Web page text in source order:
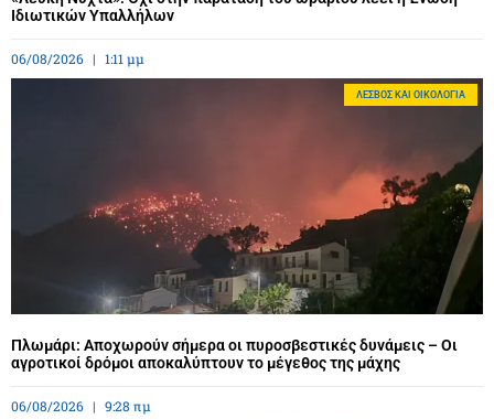
Ιδιωτικών Υπαλλήλων
06/08/2026 1:11 μμ
ΛΈΣΒΟΣ ΚΑΙ ΟΙΚΟΛΟΓΊΑ
Πλωμάρι: Αποχωρούν σήμερα οι πυροσβεστικές δυνάμεις – Οι
αγροτικοί δρόμοι αποκαλύπτουν το μέγεθος της μάχης
06/08/2026 9:28 πμ